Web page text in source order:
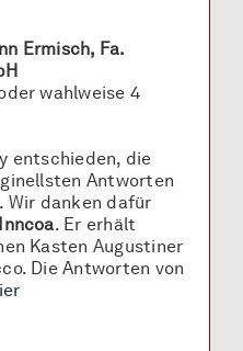
Ermisch, Fa.
wahlweise 4
entschieden, die
Antworten
Wir danken dafür
. Er erhält
Kasten Augustiner
Die Antworten von